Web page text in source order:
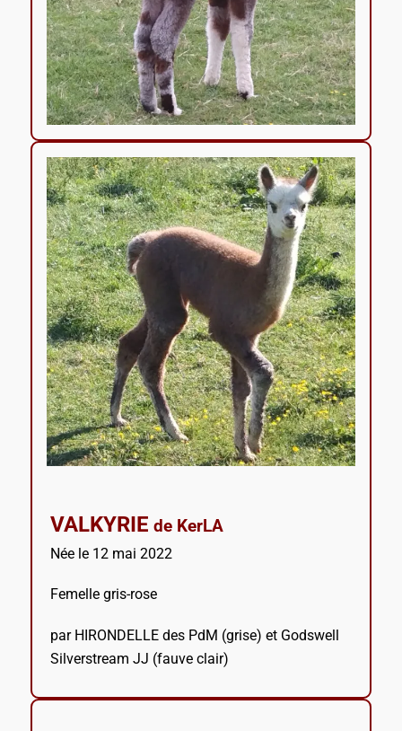
VALKYRIE de KerLA
Née le 12 mai 2022
Femelle gris-rose
par HIRONDELLE des PdM (grise) et Godswell
Silverstream JJ (fauve clair)